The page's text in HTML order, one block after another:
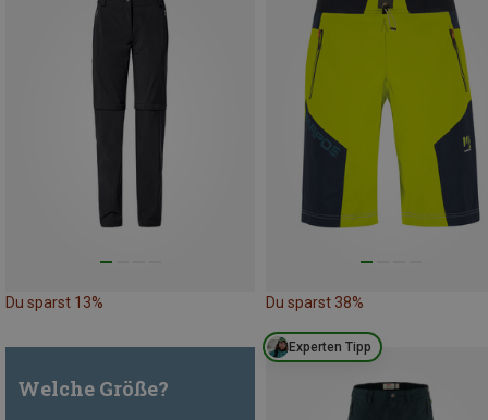
Du sparst 13% Du sparst 38%
Welche Größe?
Experten Tipp